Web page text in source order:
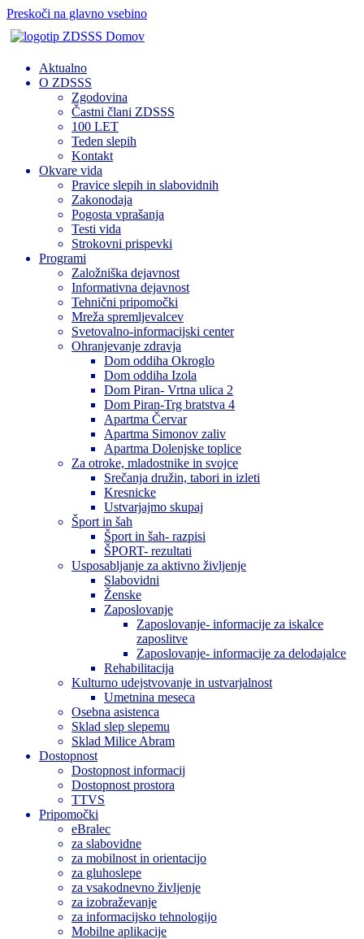
Preskoči na glavno vsebino
Domov
Aktualno
O ZDSSS
Zgodovina
Častni člani ZDSSS
100 LET
Teden slepih
Kontakt
Okvare vida
Pravice slepih in slabovidnih
Zakonodaja
Pogosta vprašanja
Testi vida
Strokovni prispevki
Programi
Založniška dejavnost
Informativna dejavnost
Tehnični pripomočki
Mreža spremljevalcev
Svetovalno-informacijski center
Ohranjevanje zdravja
Dom oddiha Okroglo
Dom oddiha Izola
Dom Piran- Vrtna ulica 2
Dom Piran-Trg bratstva 4
Apartma Červar
Apartma Simonov zaliv
Apartma Dolenjske toplice
Za otroke, mladostnike in svojce
Srečanja družin, tabori in izleti
Kresnicke
Ustvarjajmo skupaj
Šport in šah
Šport in šah- razpisi
ŠPORT- rezultati
Usposabljanje za aktivno življenje
Slabovidni
Ženske
Zaposlovanje
Zaposlovanje- informacije za iskalce
zaposlitve
Zaposlovanje- informacije za delodajalce
Rehabilitacija
Kulturno udejstvovanje in ustvarjalnost
Umetnina meseca
Osebna asistenca
Sklad slep slepemu
Sklad Milice Abram
Dostopnost
Dostopnost informacij
Dostopnost prostora
TTVS
Pripomočki
eBralec
za slabovidne
za mobilnost in orientacijo
za gluhoslepe
za vsakodnevno življenje
za izobraževanje
za informacijsko tehnologijo
Mobilne aplikacije